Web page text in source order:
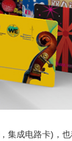
集成电路卡)，